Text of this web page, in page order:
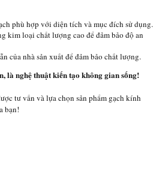
phù hợp với diện tích và mục đích sử dụng.
kim loại chất lượng cao để đảm bảo độ an
của nhà sản xuất để đảm bảo chất lượng.
là nghệ thuật kiến tạo không gian sống!
tư vấn và lựa chọn sản phẩm gạch kính
bạn!